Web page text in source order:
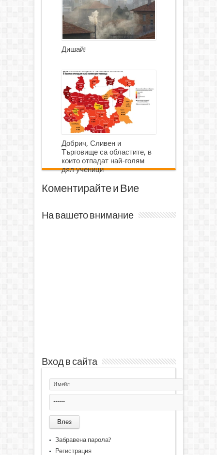
Дишай!
Добрич, Сливен и
Търговище са областите, в
които отпадат най-голям
дял ученици
Коментирайте и Вие
На вашето внимание
Вход в сайта
Забравена парола?
Регистрация